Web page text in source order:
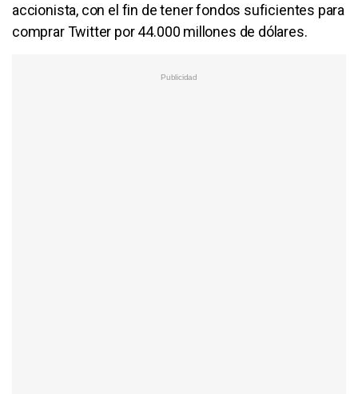
accionista, con el fin de tener fondos suficientes para
comprar Twitter por 44.000 millones de dólares.